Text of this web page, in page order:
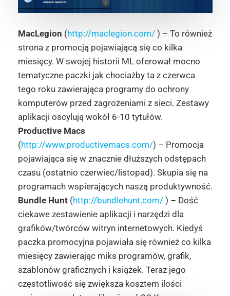
MacLegion (http://maclegion.com/) – To również
strona z promocją pojawiającą się co kilka
miesięcy. W swojej historii ML oferował mocno
tematyczne paczki jak chociażby ta z czerwca
tego roku zawierająca programy do ochrony
komputerów przed zagrożeniami z sieci. Zestawy
aplikacji oscylują wokół 6-10 tytułów.
Productive Macs
(http://www.productivemacs.com/) – Promocja
pojawiająca się w znacznie dłuższych odstępach
czasu (ostatnio czerwiec/listopad). Skupia się na
programach wspierających naszą produktywność.
Bundle Hunt(http://bundlehunt.com/) – Dość
ciekawe zestawienie aplikacji i narzędzi dla
grafików/twórców witryn internetowych. Kiedyś
paczka promocyjna pojawiała się również co kilka
miesięcy zawierając miks programów, grafik,
szablonów graficznych i książek. Teraz jego
częstotliwość się zwiększa kosztem ilości